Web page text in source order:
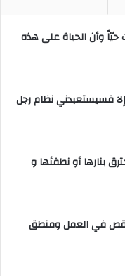
حيّاً وأن الحياة على هذه
فسيستعبدني نظام رجل
بنارها أو نطفئها و
في العمل ومنطق